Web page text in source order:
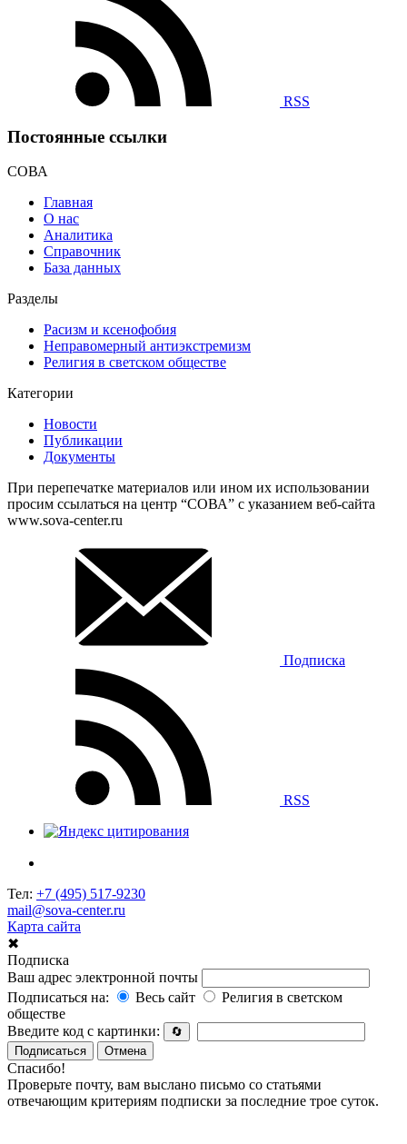
RSS
Постоянные ссылки
СОВА
Главная
О нас
Аналитика
Справочник
База данных
Разделы
Расизм и ксенофобия
Неправомерный антиэкстремизм
Религия в светском обществе
Категории
Новости
Публикации
Документы
При перепечатке материалов или ином их использовании
просим ссылаться на центр “СОВА” с указанием веб-сайта
www.sova-center.ru
Подписка
RSS
Тел: +7 (495) 517-9230
mail@sova-center.ru
Карта сайта
✖
Подписка
Ваш адрес электронной почты
Подписаться на:
Весь сайт
Религия в светском
обществе
Введите код с картинки:
🔄
Подписаться
Отмена
Спасибо!
Проверьте почту, вам выслано письмо со статьями
отвечающим критериям подписки за последние трое суток.